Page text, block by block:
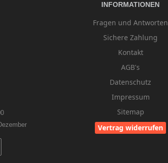
INFORMATIONEN
Fragen und Antworten
Sichere Zahlung
Kontakt
AGB's
Datenschutz
Impressum
Sitemap
Vertrag widerrufen